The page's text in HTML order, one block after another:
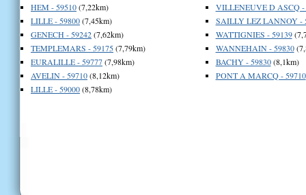
HEM - 59510(7,22km)
LILLE - 59800(7,45km)
GENECH - 59242(7,62km)
TEMPLEMARS - 59175(7,79km)
EURALILLE - 59777(7,98km)
AVELIN - 59710(8,12km)
LILLE - 59000(8,78km)
VILLENEUVE D ASCQ -
SAILLY LEZ LANNOY -
WATTIGNIES - 59139
WANNEHAIN - 59830
BACHY - 59830(8,1km)
PONT A MARCQ - 59710